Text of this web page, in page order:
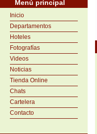
Menú principal
Inicio
Departamentos
Hoteles
Fotografías
Videos
Noticias
Tienda Online
Chats
Cartelera
Contacto